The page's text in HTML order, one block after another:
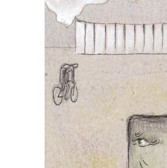
SHTOJE NË